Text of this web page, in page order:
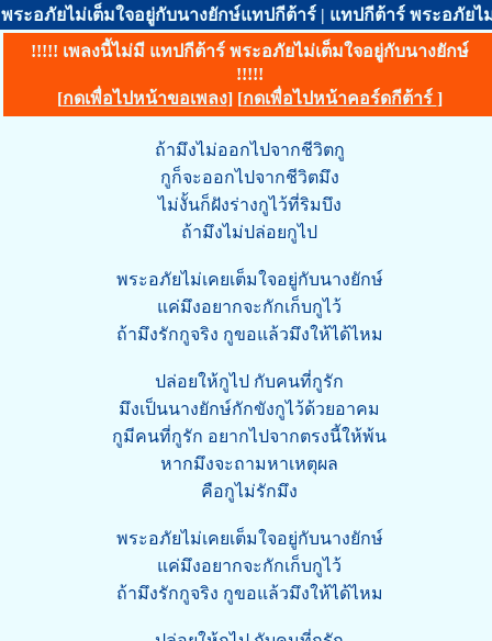
พระอภัยไม่เต็มใจอยู่กับนางยักษ์แทปกีต้าร์ | แทปกีต้าร์ พระอภัยไ
!!!!! เพลงนี้ไม่มี แทปกีต้าร์ พระอภัยไม่เต็มใจอยู่กับนางยักษ์
!!!!!
[กดเพื่อไปหน้าขอเพลง] [กดเพื่อไปหน้าคอร์ดกีต้าร์ ]
ถ้ามึงไม่ออกไปจากชีวิตกู
กูก็จะออกไปจากชีวิตมึง
ไม่งั้นก็ฝังร่างกูไว้ที่ริมบึง
ถ้ามึงไม่ปล่อยกูไป
พระอภัยไม่เคยเต็มใจอยู่กับนางยักษ์
แค่มึงอยากจะกักเก็บกูไว้
ถ้ามึงรักกูจริง กูขอแล้วมึงให้ได้ไหม
ปล่อยให้กูไป กับคนที่กูรัก
มึงเป็นนางยักษ์กักขังกูไว้ด้วยอาคม
กูมีคนที่กูรัก อยากไปจากตรงนี้ให้พ้น
หากมึงจะถามหาเหตุผล
คือกูไม่รักมึง
พระอภัยไม่เคยเต็มใจอยู่กับนางยักษ์
แค่มึงอยากจะกักเก็บกูไว้
ถ้ามึงรักกูจริง กูขอแล้วมึงให้ได้ไหม